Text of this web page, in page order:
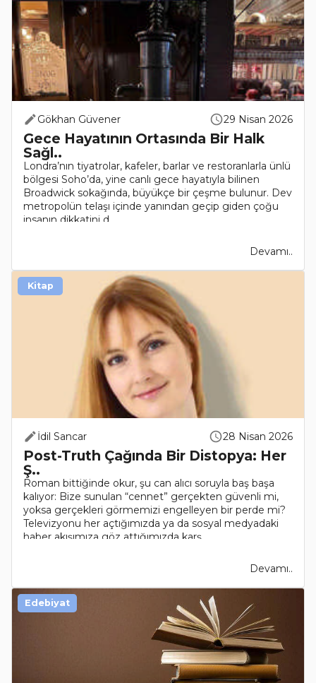
Gökhan Güvener 29 Nisan 2026
Gece Hayatının Ortasında Bir Halk
Sağl..
Londra’nın tiyatrolar, kafeler, barlar ve restoranlarla ünlü
bölgesi Soho’da, yine canlı gece hayatıyla bilinen
Broadwick sokağında, büyükçe bir çeşme bulunur. Dev
metropolün telaşı içinde yanından geçip giden çoğu
insanın dikkatini d..
Devamı..
İdil Sancar 28 Nisan 2026
Post-Truth Çağında Bir Distopya: Her
Ş..
Roman bittiğinde okur, şu can alıcı soruyla baş başa
kalıyor: Bize sunulan “cennet” gerçekten güvenli mi,
yoksa gerçekleri görmemizi engelleyen bir perde mi?
Televizyonu her açtığımızda ya da sosyal medyadaki
haber akışımıza göz attığımızda karş..
Devamı..
Kitap
Edebiyat